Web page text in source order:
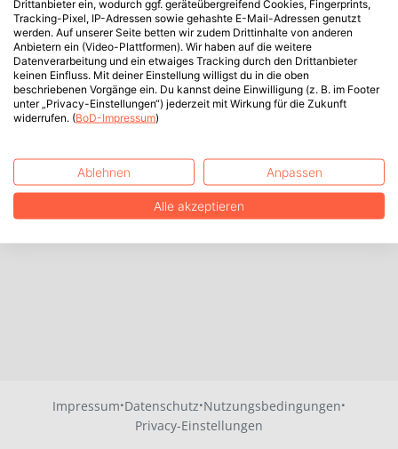
Impressum·Datenschutz·Nutzungsbedingungen·
Privacy-Einstellungen
Drittanbieter ein, wodurch ggf. geräteübergreifend Cookies, Fingerprints,
Tracking-Pixel, IP-Adressen sowie gehashte E-Mail-Adressen genutzt
werden. Auf unserer Seite betten wir zudem Drittinhalte von anderen
Anbietern ein (Video-Plattformen). Wir haben auf die weitere
Datenverarbeitung und ein etwaiges Tracking durch den Drittanbieter
keinen Einfluss. Mit deiner Einstellung willigst du in die oben
beschriebenen Vorgänge ein. Du kannst deine Einwilligung (z. B. im Footer
unter „Privacy-Einstellungen“) jederzeit mit Wirkung für die Zukunft
widerrufen. (BoD-Impressum)
Ablehnen Anpassen
Alle akzeptieren